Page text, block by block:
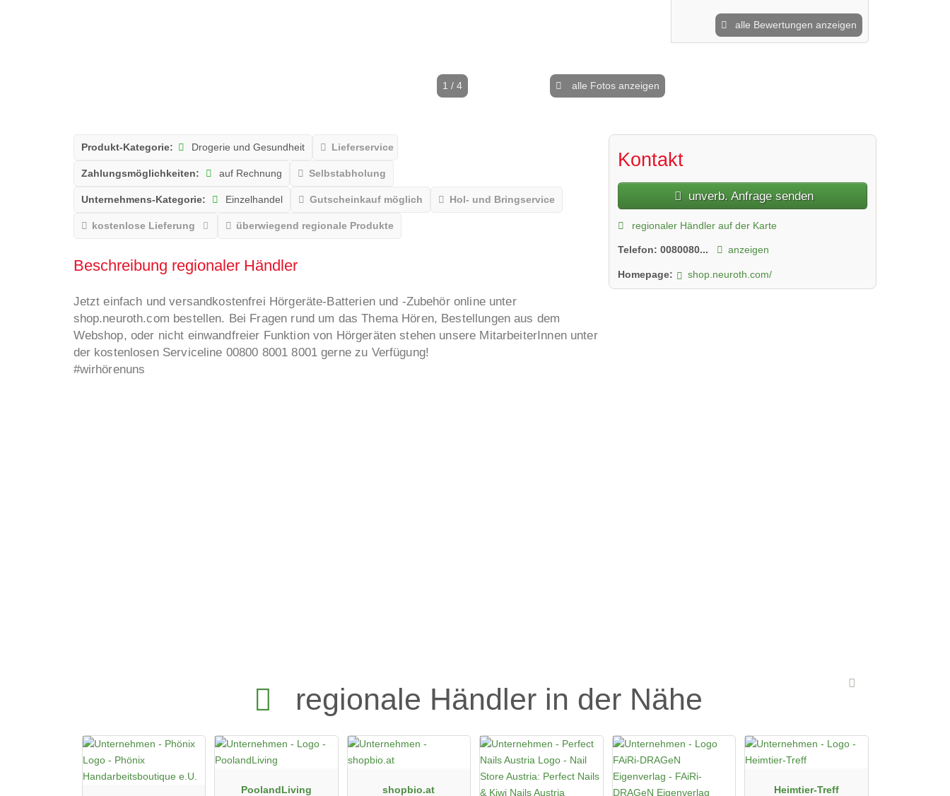
1 / 4 alle Fotos anzeigen
alle Bewertungen anzeigen
Produkt-Kategorie: Drogerie und Gesundheit Lieferservice
Zahlungsmöglichkeiten: auf Rechnung Selbstabholung
Unternehmens-Kategorie: Einzelhandel Gutscheinkauf möglich Hol- und Bringservice
kostenlose Lieferung überwiegend regionale Produkte
Beschreibung regionaler Händler
Jetzt einfach und versandkostenfrei Hörgeräte-Batterien und -Zubehör online unter
shop.neuroth.com bestellen. Bei Fragen rund um das Thema Hören, Bestellungen aus dem
Webshop, oder nicht einwandfreier Funktion von Hörgeräten stehen unsere MitarbeiterInnen unter
der kostenlosen Serviceline 00800 8001 8001 gerne zu Verfügung!
#wirhörenuns
Kontakt
unverb. Anfrage senden
regionaler Händler auf der Karte
Telefon:0080080... anzeigen
Homepage: shop.neuroth.com/
regionale Händler in der Nähe
PoolandLiving shopbio.at Heimtier-Treff